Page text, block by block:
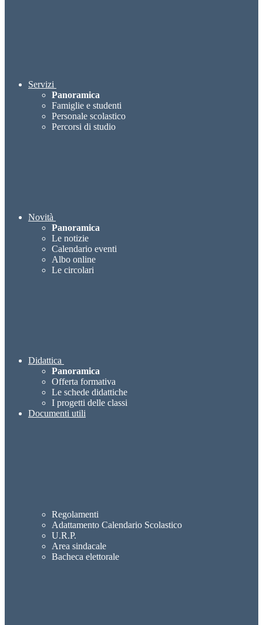
Servizi
Panoramica
Famiglie e studenti
Personale scolastico
Percorsi di studio
Novità
Panoramica
Le notizie
Calendario eventi
Albo online
Le circolari
Didattica
Panoramica
Offerta formativa
Le schede didattiche
I progetti delle classi
Documenti utili
Regolamenti
Adattamento Calendario Scolastico
U.R.P.
Area sindacale
Bacheca elettorale